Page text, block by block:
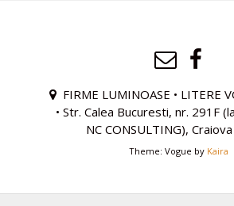
FIRME LUMINOASE • LITERE
• Str. Calea Bucuresti, nr. 291F
NC CONSULTING),
Theme: Vogue by Kaira